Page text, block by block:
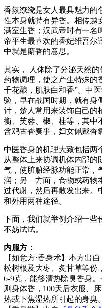
香氛缭绕是女人最具魅力的
性本身就持有异香。相传越
满室生香；汉武帝时有一名
帝平生最喜欢的香妃维吾尔
中就是麝香的意思。
其实， 人体除了分泌天然
药物调理，使之产生特殊的
千花酿，肌肤白和香”。中
验，早在战国时期，就有身
计，楚人常用来装饰自己的
衡、芙蓉、椒、桂等，其中
含鸡舌香奏事，妇女佩戴香
中医香身的机理大致包括两
从整体上来协调机体内部的
气，使脏腑经脉功能正常，
润；另一方面，食物或药物
过代谢，然后再散发出来。
和外用两种途径。
下面，我们就举例介绍一些
不妨试试。
内服方：
【如意方·香身术】本方出自
松树根及大枣、炙甘草等份
6-9克，能够清热除臭香身
则身体香，100天后衣服、
热或下焦湿热所引起的身臭。